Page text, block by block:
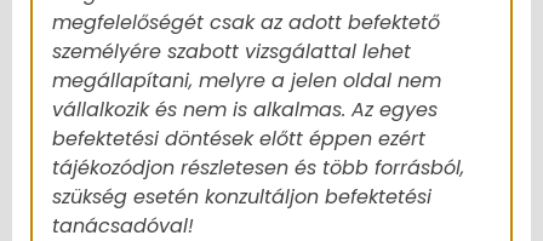
megfelelőségét csak az adott befektető
személyére szabott vizsgálattal lehet
megállapítani, melyre a jelen oldal nem
vállalkozik és nem is alkalmas. Az egyes
befektetési döntések előtt éppen ezért
tájékozódjon részletesen és több forrásból,
szükség esetén konzultáljon befektetési
tanácsadóval!